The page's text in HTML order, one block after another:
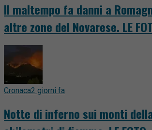
Il maltempo fa danni a
altre zone del Novarese. LE
Cronaca2 giorni fa
Notte di inferno sui monti